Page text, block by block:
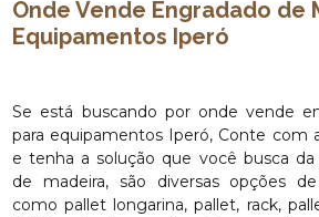
Onde Vende Engradado de
Equipamentos Iperó
Se está buscando por onde vende
para equipamentos Iperó, Conte com
e tenha a solução que você busca
de madeira, são diversas opções
como pallet longarina, pallet, rack,